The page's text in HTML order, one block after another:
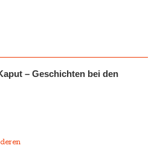
– Geschichten bei den